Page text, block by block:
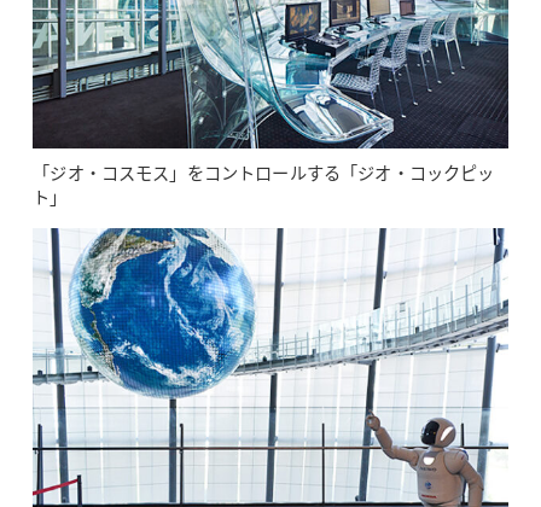
「ジオ・コスモス」をコントロールする「ジオ・コックピッ
ト」